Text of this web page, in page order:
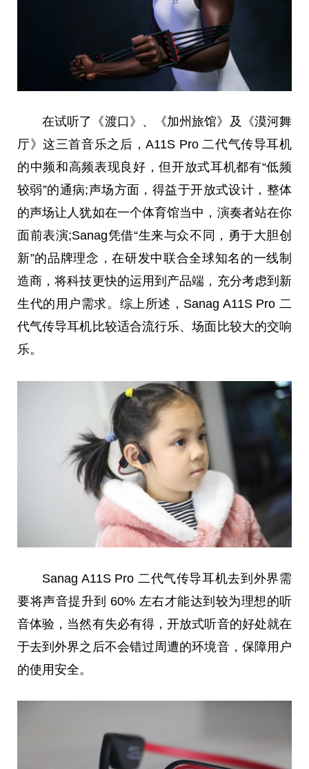
在试听了《渡口》、《加州旅馆》及《漠河舞
厅》这三首音乐之后，A11S Pro 二代气传导耳机
的中频和高频表现良好，但开放式耳机都有“低频
较弱”的通病;声场方面，得益于开放式设计，整体
的声场让人犹如在一个体育馆当中，演奏者站在你
面前表演;Sanag凭借“生来与众不同，勇于大胆创
新”的品牌理念，在研发中联合全球知名的一线制
造商，将科技更快的运用到产品端，充分考虑到新
生代的用户需求。综上所述，Sanag A11S Pro 二
代气传导耳机比较适合流行乐、场面比较大的交响
乐。
Sanag A11S Pro 二代气传导耳机去到外界需
要将声音提升到 60% 左右才能达到较为理想的听
音体验，当然有失必有得，开放式听音的好处就在
于去到外界之后不会错过周遭的环境音，保障用户
的使用安全。